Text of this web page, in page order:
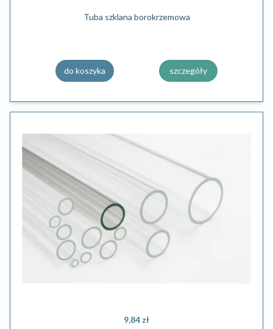
Tuba szklana borokrzemowa
do koszyka szczegóły
9,84 zł